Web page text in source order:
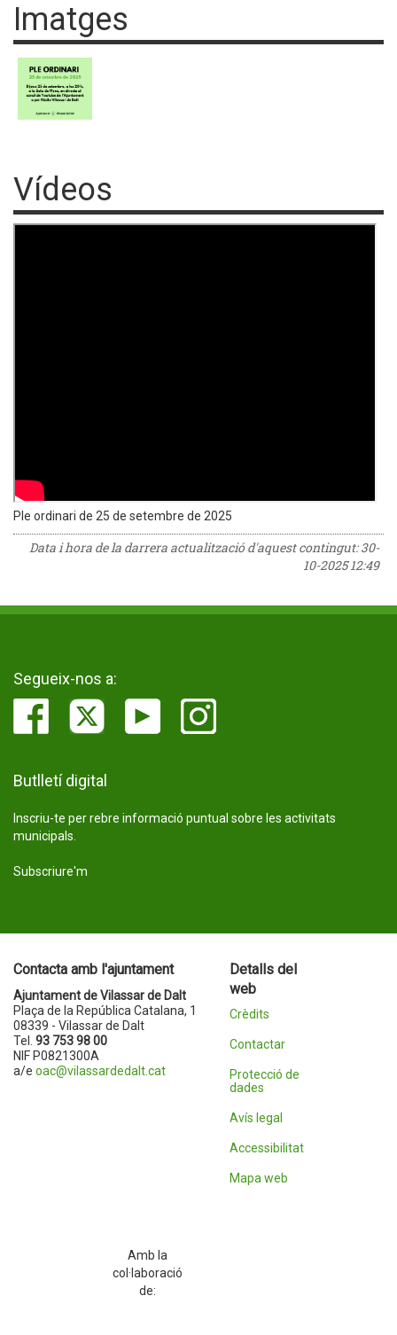
Imatges
Vídeos
Ple ordinari de 25 de setembre de 2025
Data i hora de la darrera actualització d'aquest contingut:30-
10-2025 12:49
Segueix-nos a:
Butlletí digital
Inscriu-te per rebre informació puntual sobre les activitats
municipals.
Subscriure'm
Contacta amb l'ajuntament
Ajuntament de Vilassar de Dalt
Plaça de la República Catalana, 1
08339 - Vilassar de Dalt
Tel. 93 753 98 00
NIF P0821300A
a/e oac@vilassardedalt.cat
Detalls del
web
Crèdits
Contactar
Protecció de
dades
Avís legal
Accessibilitat
Mapa web
Amb la
col·laboració
de: